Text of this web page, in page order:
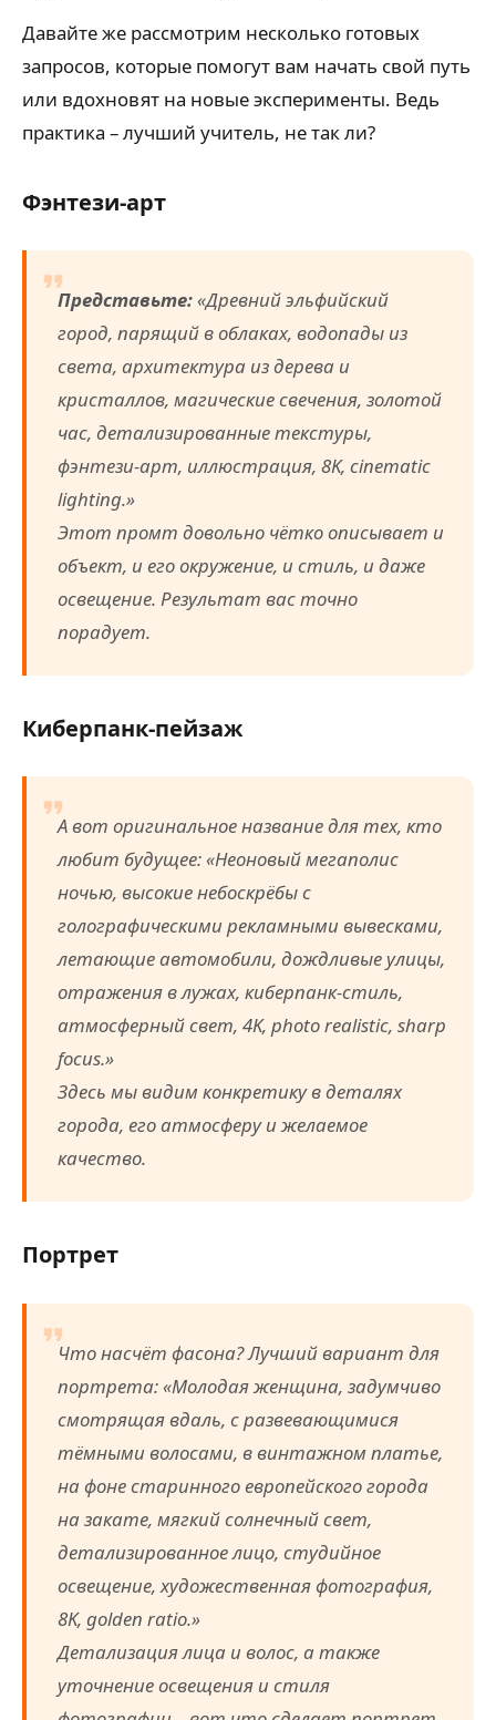
Давайте же рассмотрим несколько готовых
запросов, которые помогут вам начать свой путь
или вдохновят на новые эксперименты. Ведь
практика – лучший учитель, не так ли?
Фэнтези-арт
Представьте:«Древний эльфийский
город, парящий в облаках, водопады из
света, архитектура из дерева и
кристаллов, магические свечения, золотой
час, детализированные текстуры,
фэнтези-арт, иллюстрация, 8K, cinematic
lighting.»
Этот промт довольно чётко описывает и
объект, и его окружение, и стиль, и даже
освещение. Результат вас точно
порадует.
Киберпанк-пейзаж
А вот оригинальное название для тех, кто
любит будущее: «Неоновый мегаполис
ночью, высокие небоскрёбы с
голографическими рекламными вывесками,
летающие автомобили, дождливые улицы,
отражения в лужах, киберпанк-стиль,
атмосферный свет, 4K, photo realistic, sharp
focus.»
Здесь мы видим конкретику в деталях
города, его атмосферу и желаемое
качество.
Портрет
Что насчёт фасона? Лучший вариант для
портрета: «Молодая женщина, задумчиво
смотрящая вдаль, с развевающимися
тёмными волосами, в винтажном платье,
на фоне старинного европейского города
на закате, мягкий солнечный свет,
детализированное лицо, студийное
освещение, художественная фотография,
8K, golden ratio.»
Детализация лица и волос, а также
уточнение освещения и стиля